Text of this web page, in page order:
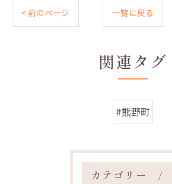
< 前のページ 一覧に戻る
関連タグ
#熊野町
カテゴリー